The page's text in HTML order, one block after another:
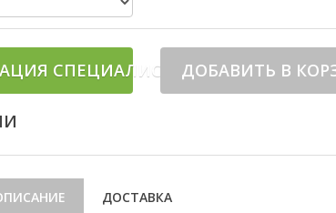
СПЕЦИАЛИСТАДОБАВИТЬ В
ДОСТАВКА